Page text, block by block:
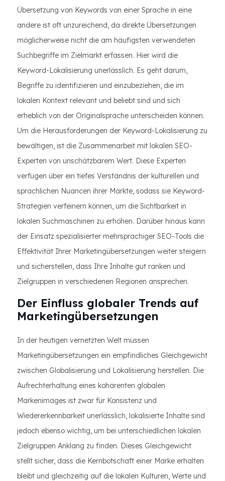
Übersetzung von Keywords von einer Sprache in eine
andere ist oft unzureichend, da direkte Übersetzungen
möglicherweise nicht die am häufigsten verwendeten
Suchbegriffe im Zielmarkt erfassen. Hier wird die
Keyword-Lokalisierung unerlässlich. Es geht darum,
Begriffe zu identifizieren und einzubeziehen, die im
lokalen Kontext relevant und beliebt sind und sich
erheblich von der Originalsprache unterscheiden können.
Um die Herausforderungen der Keyword-Lokalisierung zu
bewältigen, ist die Zusammenarbeit mit lokalen SEO-
Experten von unschätzbarem Wert. Diese Experten
verfügen über ein tiefes Verständnis der kulturellen und
sprachlichen Nuancen ihrer Märkte, sodass sie Keyword-
Strategien verfeinern können, um die Sichtbarkeit in
lokalen Suchmaschinen zu erhöhen. Darüber hinaus kann
der Einsatz spezialisierter mehrsprachiger SEO-Tools die
Effektivität Ihrer Marketingübersetzungen weiter steigern
und sicherstellen, dass Ihre Inhalte gut ranken und
Zielgruppen in verschiedenen Regionen ansprechen.
Der Einfluss globaler Trends auf
Marketingübersetzungen
In der heutigen vernetzten Welt müssen
Marketingübersetzungen ein empfindliches Gleichgewicht
zwischen Globalisierung und Lokalisierung herstellen. Die
Aufrechterhaltung eines kohärenten globalen
Markenimages ist zwar für Konsistenz und
Wiedererkennbarkeit unerlässlich, lokalisierte Inhalte sind
jedoch ebenso wichtig, um bei unterschiedlichen lokalen
Zielgruppen Anklang zu finden. Dieses Gleichgewicht
stellt sicher, dass die Kernbotschaft einer Marke erhalten
bleibt und gleichzeitig auf die lokalen Kulturen, Werte und